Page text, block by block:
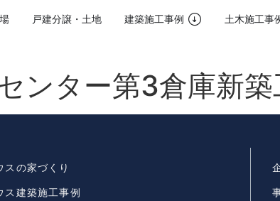
戸建分譲・土地 建築施工事例 土木施工事
ンター第3倉庫新築
スの家づくり
ス建築施工事例